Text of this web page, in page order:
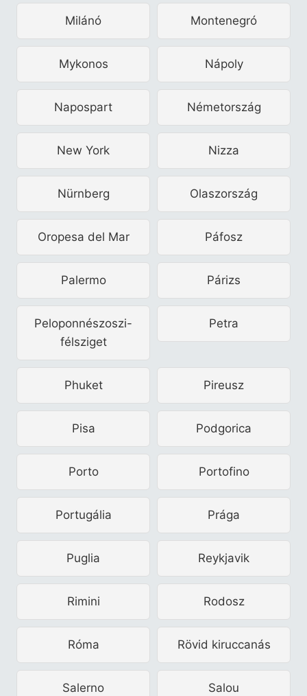
Milánó Montenegró
Mykonos Nápoly
Napospart Németország
New York Nizza
Nürnberg Olaszország
Oropesa del Mar Páfosz
Palermo Párizs
Peloponnészoszi-
félsziget
Petra
Phuket Pireusz
Pisa Podgorica
Porto Portofino
Portugália Prága
Puglia Reykjavik
Rimini Rodosz
Róma Rövid kiruccanás
Salerno Salou